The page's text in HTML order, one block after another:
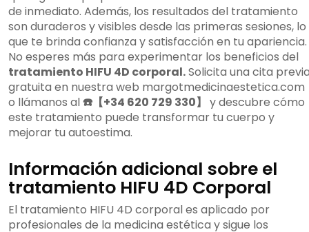
de inmediato. Además, los resultados del tratamiento
son duraderos y visibles desde las primeras sesiones, lo
que te brinda confianza y satisfacción en tu apariencia.
No esperes más para experimentar los beneficios del
tratamiento HIFU 4D corporal.Solicita una cita
gratuita en nuestra web margotmedicinaestetica.com
o llámanos al☎️【+34 620 729 330】
y descubre cómo
este tratamiento puede transformar tu cuerpo y
mejorar tu autoestima.
Información adicional sobre el
tratamiento HIFU 4D Corporal
El tratamiento HIFU 4D corporal es aplicado por
profesionales de la medicina estética y sigue los